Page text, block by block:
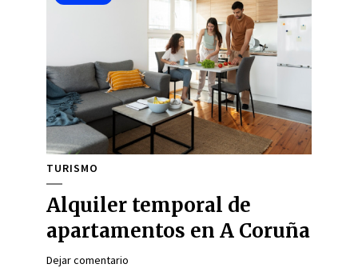
TURISMO
Alquiler temporal de
apartamentos en A Coruña
Dejar comentario